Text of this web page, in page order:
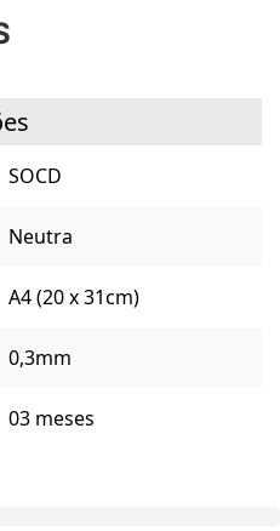
SOCD
Neutra
A4 (20 x 31cm)
0,3mm
03 meses